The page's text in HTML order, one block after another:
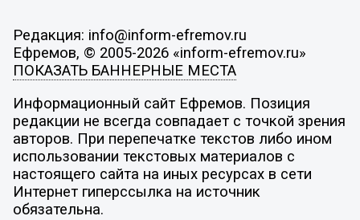
Редакция: info@inform-efremov.ru
Ефремов, © 2005-2026 «inform-efremov.ru»
ПОКАЗАТЬ БАННЕРНЫЕ МЕСТА
Информационный сайт Ефремов. Позиция
редакции не всегда совпадает с точкой зрения
авторов. При перепечатке текстов либо ином
использовании текстовых материалов с
настоящего сайта на иных ресурсах в сети
Интернет гиперссылка на источник
обязательна.